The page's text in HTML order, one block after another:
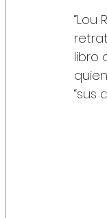
“Lou
libro
“sus